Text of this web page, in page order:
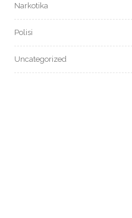
Narkotika
Polisi
Uncategorized